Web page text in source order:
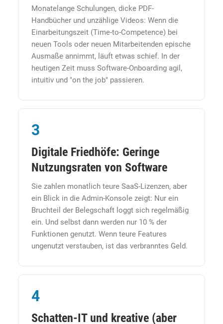
Monatelange Schulungen, dicke PDF-
Handbücher und unzählige Videos: Wenn die
Einarbeitungszeit (Time-to-Competence) bei
neuen Tools oder neuen Mitarbeitenden epische
Ausmaße annimmt, läuft etwas schief. In der
heutigen Zeit muss Software-Onboarding agil,
intuitiv und "on the job" passieren.
3
Digitale Friedhöfe: Geringe
Nutzungsraten von Software
Sie zahlen monatlich teure SaaS-Lizenzen, aber
ein Blick in die Admin-Konsole zeigt: Nur ein
Bruchteil der Belegschaft loggt sich regelmäßig
ein. Und selbst dann werden nur 10 % der
Funktionen genutzt. Wenn teure Features
ungenutzt verstauben, ist das verbranntes Geld.
4
Schatten-IT und kreative (aber